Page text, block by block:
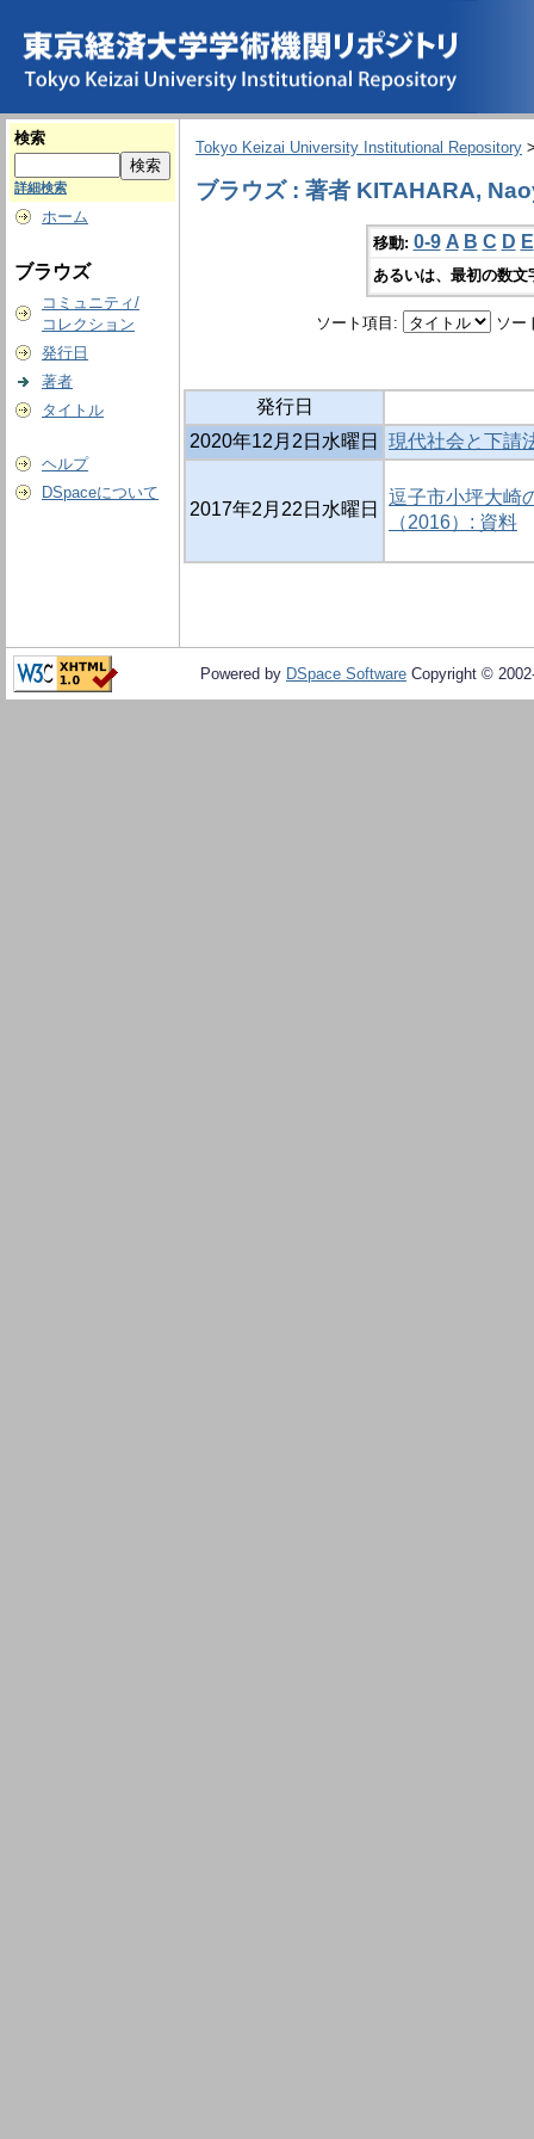
検索
詳細検索
ホーム
ブラウズ
コミュニティ/
コレクション
発行日
著者
タイトル
ヘルプ
DSpaceについて
Tokyo Keizai University Institutional Repository
ブラウズ : 著者 KITAHARA,
移動: 0-9 A B C D E
あるいは、最初の数
ソート項目: ソー
発行日
2020年12月2日水曜日
現代社会と下請
2017年2月22日水曜日
逗子市小坪大崎
（2016）: 資料
Powered by DSpace Software Copyright ©